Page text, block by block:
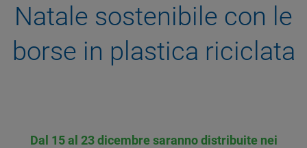
Natale sostenibile con le
borse in plastica riciclata
Dal 15 al 23 dicembre saranno distribuite nei